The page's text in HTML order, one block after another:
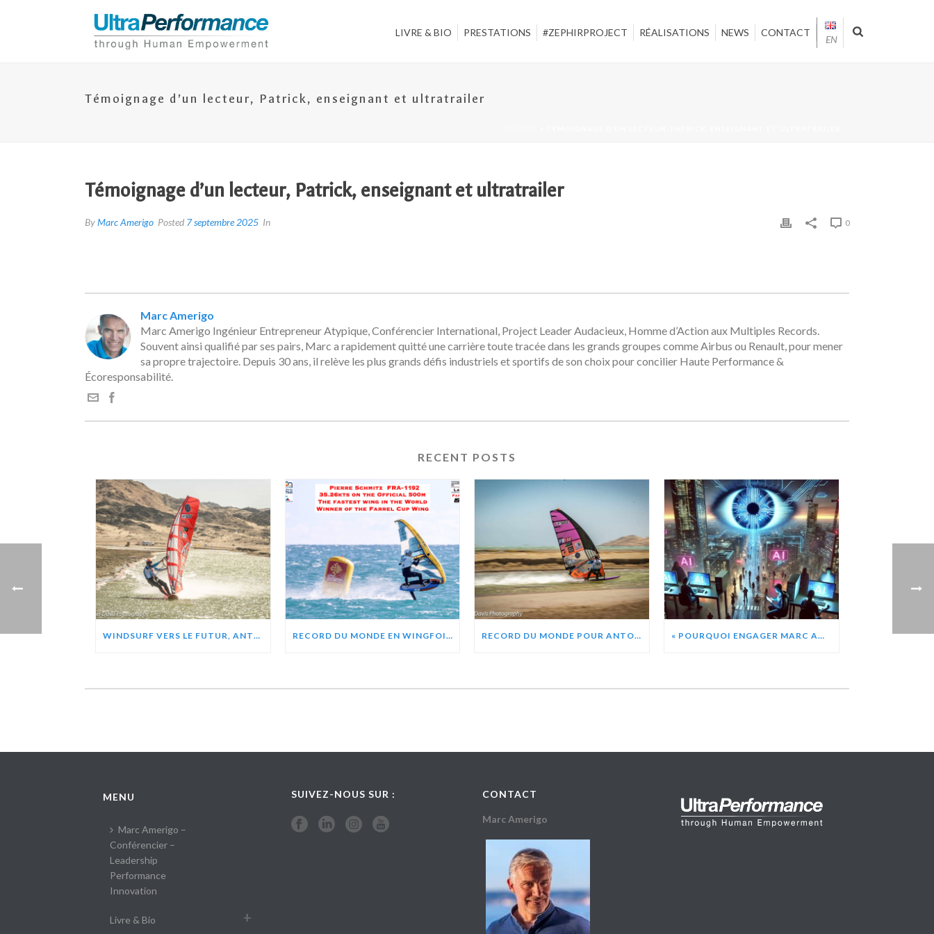
LIVRE & BIO PRESTATIONS #ZEPHIRPROJECT RÉALISATIONS NEWS CONTACT
EN
Témoignage d’un lecteur, Patrick, enseignant et ultratrailer
Témoignage d’un lecteur, Patrick, enseignant et ultratrailer
ByMarc Amerigo Posted 7 septembre 2025 In 0
Marc Amerigo
Marc Amerigo Ingénieur Entrepreneur Atypique, Conférencier International, Project Leader Audacieux, Homme d’Action aux Multiples Records.
Souvent ainsi qualifié par ses pairs, Marc a rapidement quitté une carrière toute tracée dans les grands groupes comme Airbus ou Renault, pour mener
sa propre trajectoire. Depuis 30 ans, il relève les plus grands défis industriels et sportifs de son choix pour concilier Haute Performance &
Écoresponsabilité.
RECENT POSTS
WINDSURF VERS LE FUTUR, ANTOINE ALBEAU – ZEPHIR PROJECT (VIDÉO) RECORD DU MONDE EN WINGFOIL POUR PIERRE SCHMITZ, ZEPHIR PROJECT RECORD DU MONDE POUR ANTOINE ALBEAU – 53,49 NOEUDS (99,06 KM/H) « POURQUOI ENGAGER MARC AMERIGO COMME CONFÉRENCIER ? » CHATGPT
MENU
Marc Amerigo –
Conférencier –
Leadership
Performance
Innovation
Livre & Bio
SUIVEZ-NOUS SUR : CONTACT
Marc Amerigo